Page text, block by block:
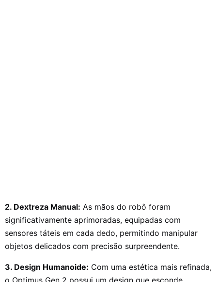
2. Dextreza Manual: As mãos do robô foram
significativamente aprimoradas, equipadas com
sensores táteis em cada dedo, permitindo manipular
objetos delicados com precisão surpreendente.
3. Design Humanoide: Com uma estética mais refinada,
o Optimus Gen 2 possui um design que esconde